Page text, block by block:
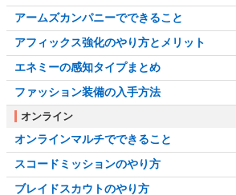
アームズカンパニーでできること
アフィックス強化のやり方とメリット
エネミーの感知タイプまとめ
ファッション装備の入手方法
オンライン
オンラインマルチでできること
スコードミッションのやり方
ブレイドスカウトのやり方